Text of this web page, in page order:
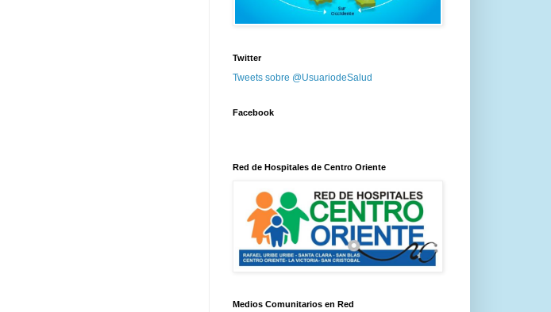
Twitter
Tweets sobre @UsuariodeSalud
Facebook
Red de Hospitales de Centro Oriente
Medios Comunitarios en Red